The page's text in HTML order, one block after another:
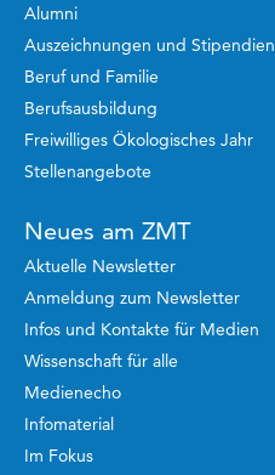
Alumni
Auszeichnungen und Stipendien
Beruf und Familie
Berufsausbildung
Freiwilliges Ökologisches Jahr
Stellenangebote
Neues am ZMT
Aktuelle Newsletter
Anmeldung zum Newsletter
Infos und Kontakte für Medien
Wissenschaft für alle
Medienecho
Infomaterial
Im Fokus